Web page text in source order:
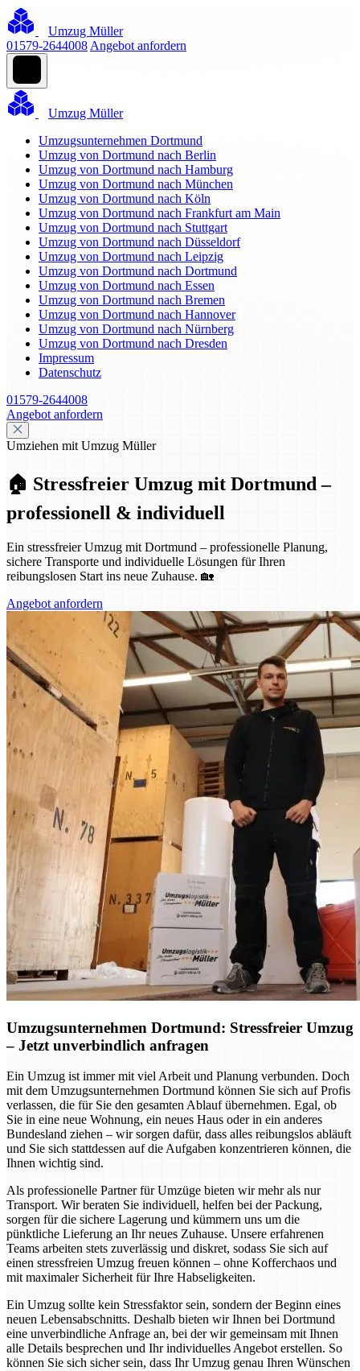
Umzug Müller
01579-2644008 Angebot anfordern
Umzug Müller
Umzugsunternehmen Dortmund
Umzug von Dortmund nach Berlin
Umzug von Dortmund nach Hamburg
Umzug von Dortmund nach München
Umzug von Dortmund nach Köln
Umzug von Dortmund nach Frankfurt am Main
Umzug von Dortmund nach Stuttgart
Umzug von Dortmund nach Düsseldorf
Umzug von Dortmund nach Leipzig
Umzug von Dortmund nach Dortmund
Umzug von Dortmund nach Essen
Umzug von Dortmund nach Bremen
Umzug von Dortmund nach Hannover
Umzug von Dortmund nach Nürnberg
Umzug von Dortmund nach Dresden
Impressum
Datenschutz
01579-2644008
Angebot anfordern
Umziehen mit Umzug Müller
🏠 Stressfreier Umzug mit Dortmund –
professionell & individuell
Ein stressfreier Umzug mit Dortmund – professionelle Planung,
sichere Transporte und individuelle Lösungen für Ihren
reibungslosen Start ins neue Zuhause. 🏡
Angebot anfordern
Umzugsunternehmen Dortmund: Stressfreier Umzug
– Jetzt unverbindlich anfragen
Ein Umzug ist immer mit viel Arbeit und Planung verbunden. Doch
mit dem Umzugsunternehmen Dortmund können Sie sich auf Profis
verlassen, die für Sie den gesamten Ablauf übernehmen. Egal, ob
Sie in eine neue Wohnung, ein neues Haus oder in ein anderes
Bundesland ziehen – wir sorgen dafür, dass alles reibungslos abläuft
und Sie sich stattdessen auf die Aufgaben konzentrieren können, die
Ihnen wichtig sind.
Als professionelle Partner für Umzüge bieten wir mehr als nur
Transport. Wir beraten Sie individuell, helfen bei der Packung,
sorgen für die sichere Lagerung und kümmern uns um die
pünktliche Lieferung an Ihr neues Zuhause. Unsere erfahrenen
Teams arbeiten stets zuverlässig und diskret, sodass Sie sich auf
einen stressfreien Umzug freuen können – ohne Kofferchaos und
mit maximaler Sicherheit für Ihre Habseligkeiten.
Ein Umzug sollte kein Stressfaktor sein, sondern der Beginn eines
neuen Lebensabschnitts. Deshalb bieten wir Ihnen bei Dortmund
eine unverbindliche Anfrage an, bei der wir gemeinsam mit Ihnen
alle Details besprechen und Ihr individuelles Angebot erstellen. So
können Sie sich sicher sein, dass Ihr Umzug genau Ihren Wünschen